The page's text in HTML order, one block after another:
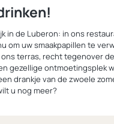
in de Luberon: in ons
om uw smaakpapillen te
terras, recht tegenover
gezellige ontmoetingsplek
drankje van de zwoele
u nog meer?